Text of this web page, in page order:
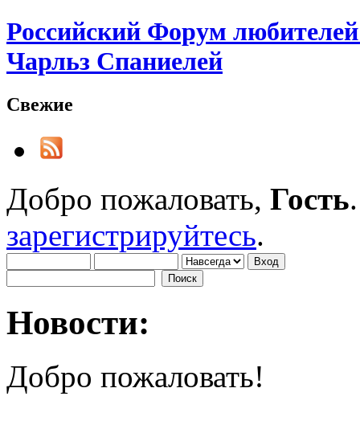
Российский Форум
Чарльз Спаниелей
Свежие
Добро пожаловать, Гость
зарегистрируйтесь.
Новости:
Добро пожаловать!